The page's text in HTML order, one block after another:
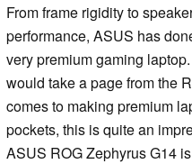
From frame rigidity to
performance, ASUS has
very premium gaming
would take a page from the
comes to making premium
pockets, this is quite an
ASUS ROG Zephyrus G14